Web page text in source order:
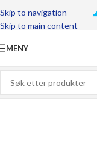
Skip to navigation
Skip to main content
MENY